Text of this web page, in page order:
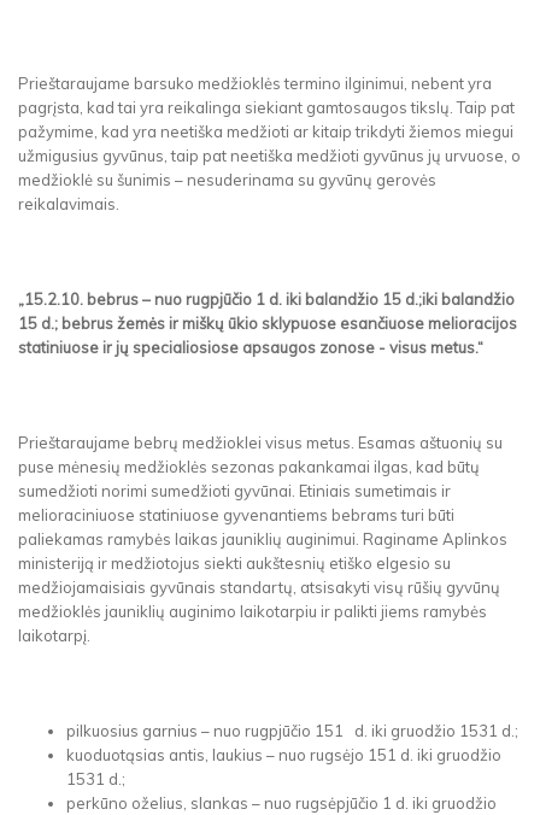
Prieštaraujame barsuko medžioklės termino ilginimui, nebent yra
pagrįsta, kad tai yra reikalinga siekiant gamtosaugos tikslų. Taip pat
pažymime, kad yra neetiška medžioti ar kitaip trikdyti žiemos miegui
užmigusius gyvūnus, taip pat neetiška medžioti gyvūnus jų urvuose, o
medžioklė su šunimis – nesuderinama su gyvūnų gerovės
reikalavimais.
„15.2.10. bebrus – nuo rugpjūčio 1 d. iki balandžio 15 d.;iki balandžio
15 d.; bebrus žemės ir miškų ūkio sklypuose esančiuose melioracijos
statiniuose ir jų specialiosiose apsaugos zonose - visus metus.“
Prieštaraujame bebrų medžioklei visus metus. Esamas aštuonių su
puse mėnesių medžioklės sezonas pakankamai ilgas, kad būtų
sumedžioti norimi sumedžioti gyvūnai. Etiniais sumetimais ir
melioraciniuose statiniuose gyvenantiems bebrams turi būti
paliekamas ramybės laikas jauniklių auginimui. Raginame Aplinkos
ministeriją ir medžiotojus siekti aukštesnių etiško elgesio su
medžiojamaisiais gyvūnais standartų, atsisakyti visų rūšių gyvūnų
medžioklės jauniklių auginimo laikotarpiu ir palikti jiems ramybės
laikotarpį.
pilkuosius garnius – nuo rugpjūčio 151 d. iki gruodžio 1531 d.;
kuoduotąsias antis, laukius – nuo rugsėjo 151 d. iki gruodžio
1531 d.;
perkūno oželius, slankas – nuo rugsėpjūčio 1 d. iki gruodžio